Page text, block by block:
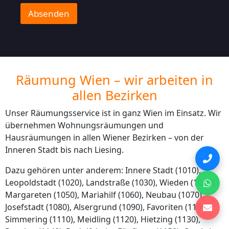
e
e
*
Absenden
Räumung Wien – wir arbeiten in
allen Bezirken
Unser Räumungsservice ist in ganz Wien im Einsatz. Wir
übernehmen Wohnungsräumungen und
Hausräumungen in allen Wiener Bezirken – von der
Inneren Stadt bis nach Liesing.
Dazu gehören unter anderem: Innere Stadt (1010),
Leopoldstadt (1020), Landstraße (1030), Wieden (1040),
Margareten (1050), Mariahilf (1060), Neubau (1070),
Josefstadt (1080), Alsergrund (1090), Favoriten (1100),
Simmering (1110), Meidling (1120), Hietzing (1130),